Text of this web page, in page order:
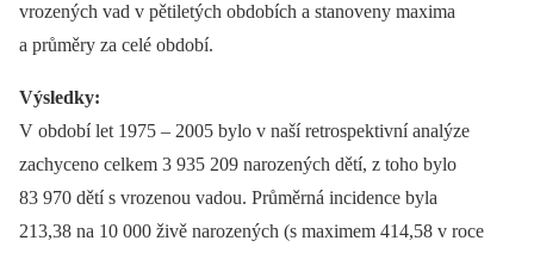
vrozených vad v pětiletých obdobích a stanoveny maxima
a průměry za celé období.
Výsledky:
V období let 1975 –⁠ 2005 bylo v naší retrospektivní analýze
zachyceno celkem 3 935 209 narozených dětí, z toho bylo
83 970 dětí s vrozenou vadou. Průměrná incidence byla
213,38 na 10 000 živě narozených (s maximem 414,58 v roce